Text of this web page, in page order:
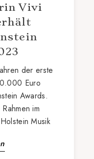
Vivi
der erste
Euro
Awards.
im
Musik